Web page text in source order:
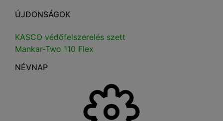
ÚJDONSÁGOK
KASCO védőfelszerelés szett
Mankar-Two 110 Flex
NÉVNAP